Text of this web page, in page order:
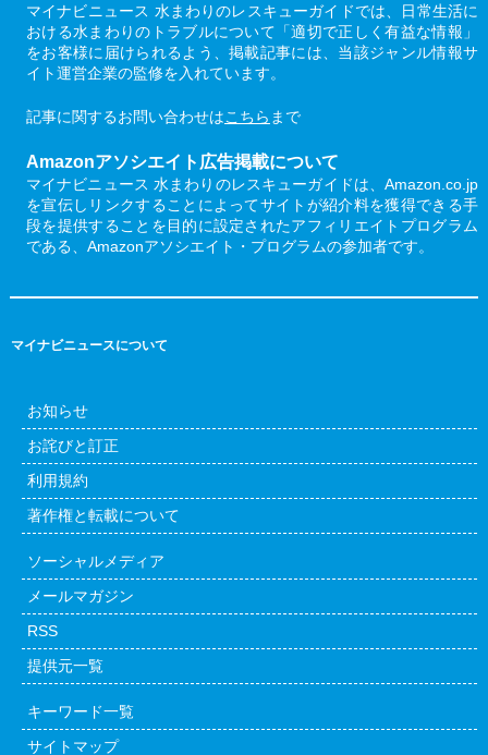
マイナビニュース 水まわりのレスキューガイドでは、日常生活に
おける水まわりのトラブルについて「適切で正しく有益な情報」
をお客様に届けられるよう、掲載記事には、当該ジャンル情報サ
イト運営企業の監修を入れています。
記事に関するお問い合わせはこちら まで
Amazonアソシエイト広告掲載について
マイナビニュース 水まわりのレスキューガイドは、Amazon.co.jp
を宣伝しリンクすることによってサイトが紹介料を獲得できる手
段を提供することを目的に設定されたアフィリエイトプログラム
である、Amazonアソシエイト・プログラムの参加者です。
マイナビニュースについて
お知らせ
お詫びと訂正
利用規約
著作権と転載について
ソーシャルメディア
メールマガジン
RSS
提供元一覧
キーワード一覧
サイトマップ